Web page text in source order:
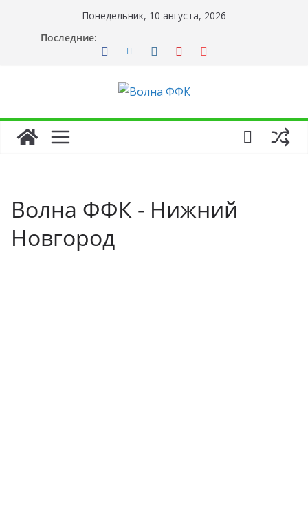
содержимому
Понедельник, 10 августа, 2026
Последние:
Волна ФФК - Нижний
Новгород